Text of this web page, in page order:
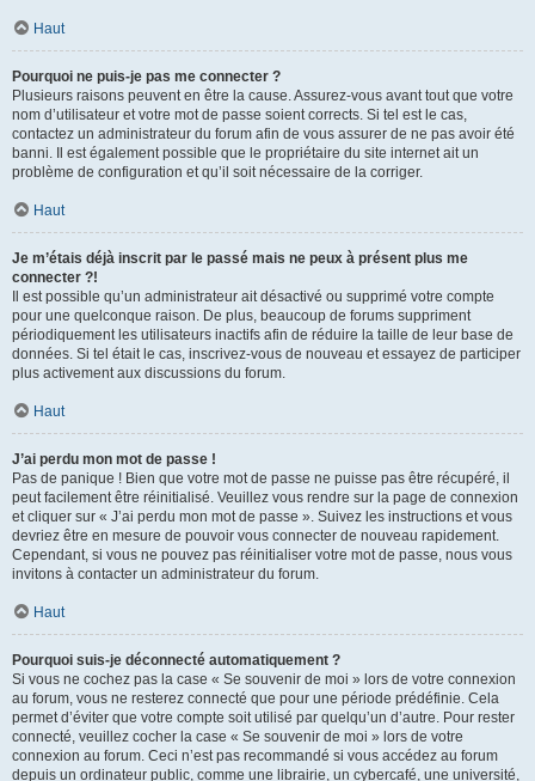
Haut
Pourquoi ne puis-je pas me connecter ?
Plusieurs raisons peuvent en être la cause. Assurez-vous avant tout que votre
nom d’utilisateur et votre mot de passe soient corrects. Si tel est le cas,
contactez un administrateur du forum afin de vous assurer de ne pas avoir été
banni. Il est également possible que le propriétaire du site internet ait un
problème de configuration et qu’il soit nécessaire de la corriger.
Haut
Je m’étais déjà inscrit par le passé mais ne peux à présent plus me
connecter ?!
Il est possible qu’un administrateur ait désactivé ou supprimé votre compte
pour une quelconque raison. De plus, beaucoup de forums suppriment
périodiquement les utilisateurs inactifs afin de réduire la taille de leur base de
données. Si tel était le cas, inscrivez-vous de nouveau et essayez de participer
plus activement aux discussions du forum.
Haut
J’ai perdu mon mot de passe !
Pas de panique ! Bien que votre mot de passe ne puisse pas être récupéré, il
peut facilement être réinitialisé. Veuillez vous rendre sur la page de connexion
et cliquer sur « J’ai perdu mon mot de passe ». Suivez les instructions et vous
devriez être en mesure de pouvoir vous connecter de nouveau rapidement.
Cependant, si vous ne pouvez pas réinitialiser votre mot de passe, nous vous
invitons à contacter un administrateur du forum.
Haut
Pourquoi suis-je déconnecté automatiquement ?
Si vous ne cochez pas la case « Se souvenir de moi » lors de votre connexion
au forum, vous ne resterez connecté que pour une période prédéfinie. Cela
permet d’éviter que votre compte soit utilisé par quelqu’un d’autre. Pour rester
connecté, veuillez cocher la case « Se souvenir de moi » lors de votre
connexion au forum. Ceci n’est pas recommandé si vous accédez au forum
depuis un ordinateur public, comme une librairie, un cybercafé, une université,